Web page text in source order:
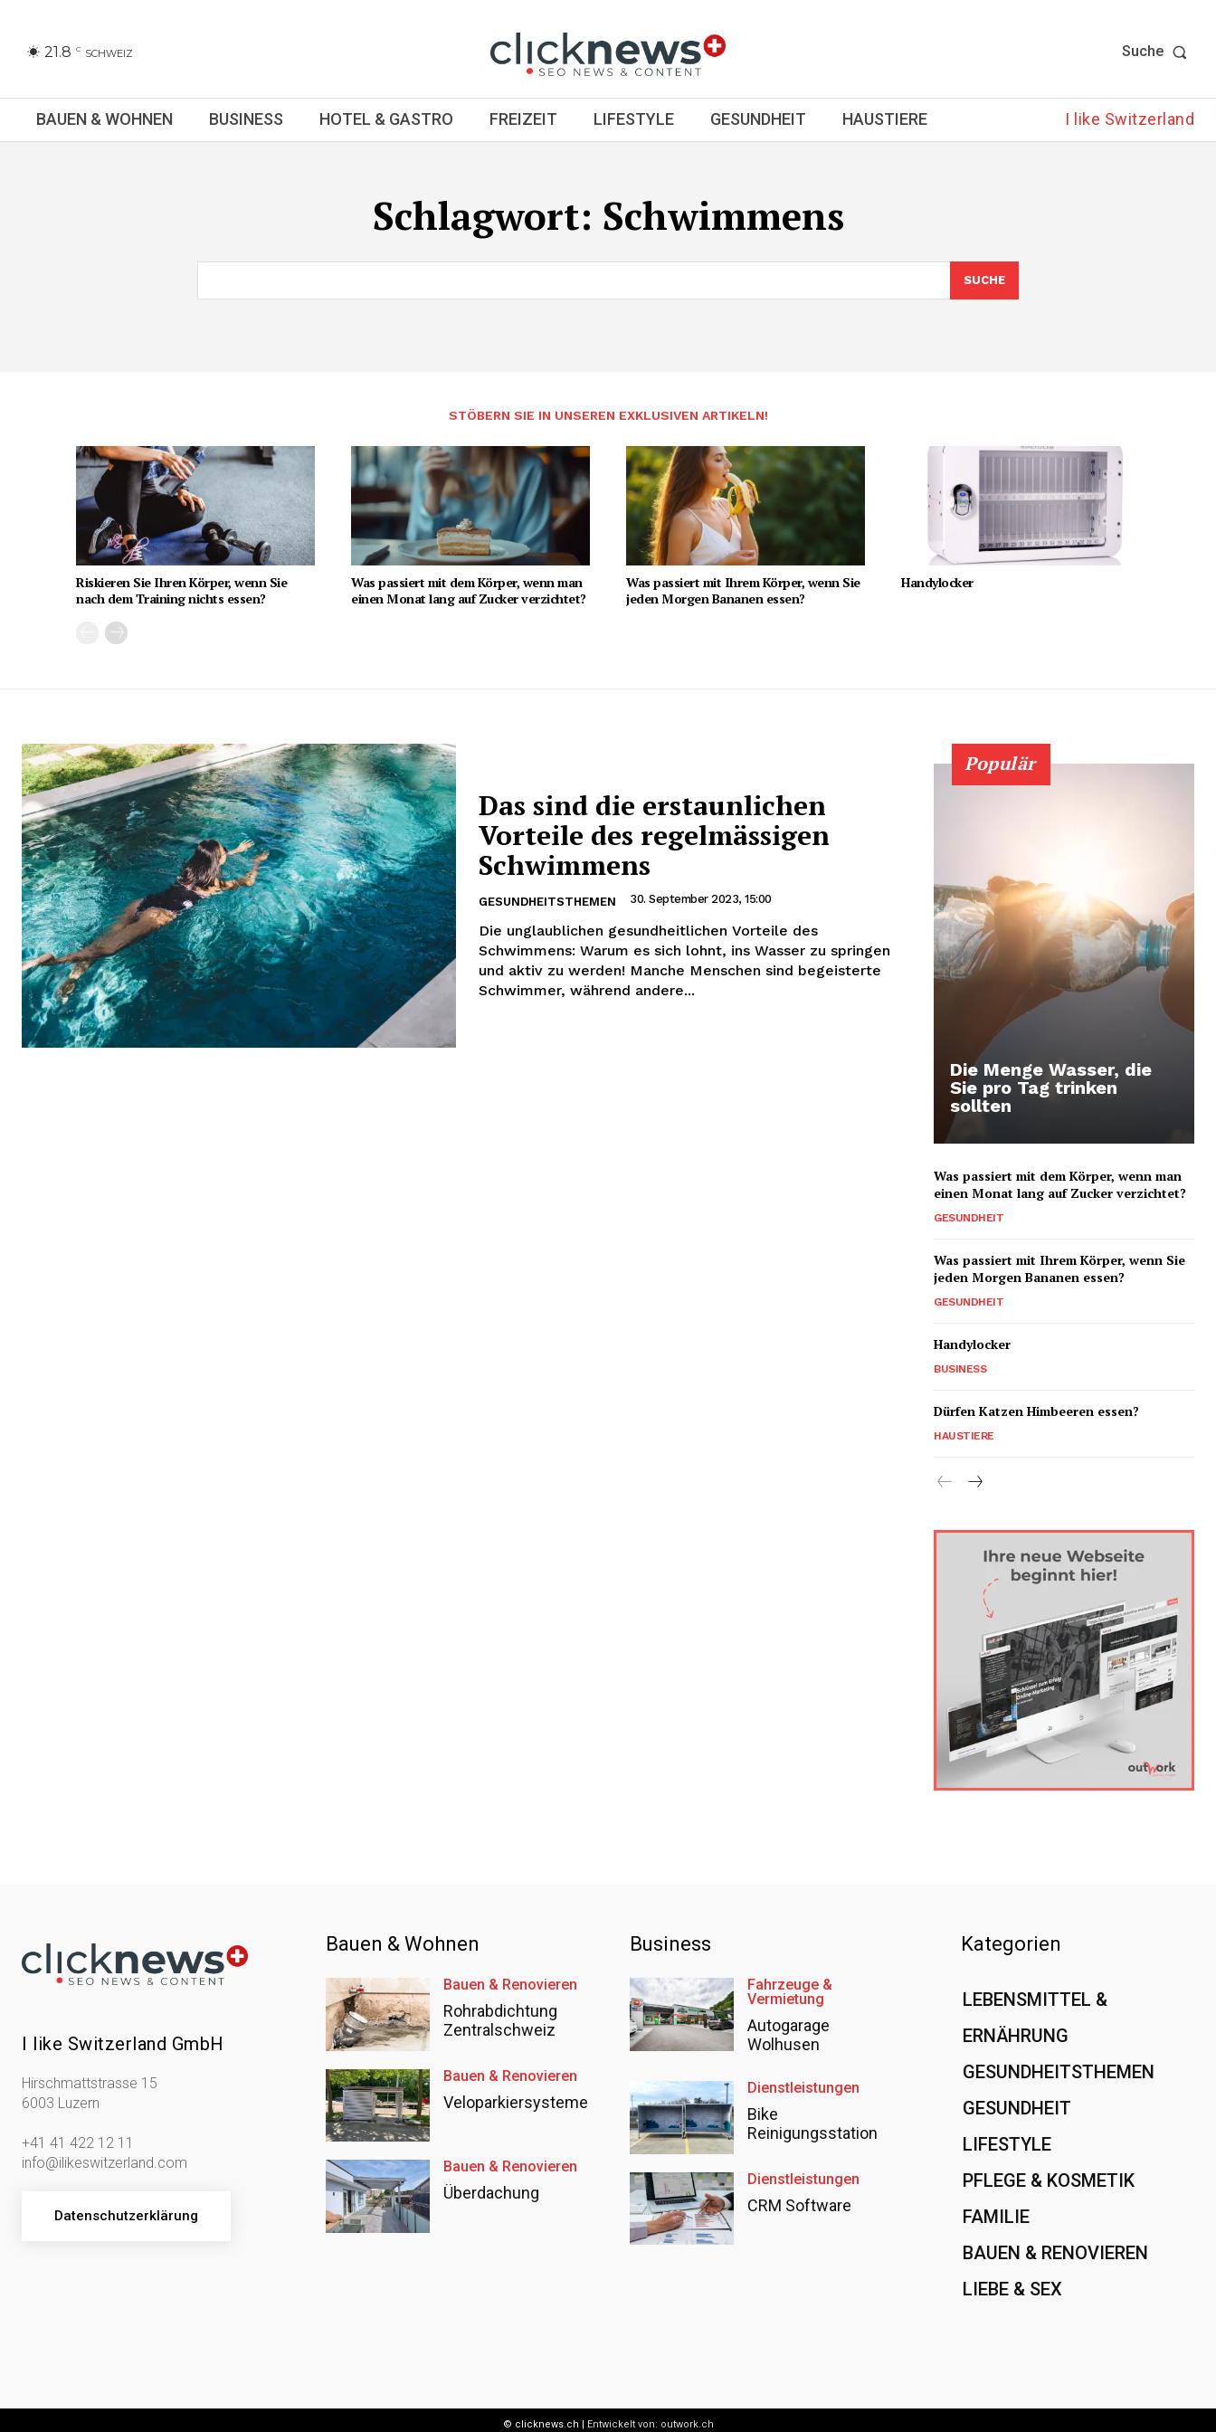
21.8 C SCHWEIZ Suche
BAUEN & WOHNEN BUSINESS HOTEL & GASTRO FREIZEIT LIFESTYLE GESUNDHEIT HAUSTIERE I like Switzerland
Schlagwort: Schwimmens
SUCHE
STÖBERN SIE IN UNSEREN EXKLUSIVEN ARTIKELN!
Riskieren Sie Ihren Körper, wenn Sie
nach dem Training nichts essen?
Was passiert mit dem Körper, wenn man
einen Monat lang auf Zucker verzichtet?
Was passiert mit Ihrem Körper, wenn Sie
jeden Morgen Bananen essen?
Handylocker
Das sind die erstaunlichen
Vorteile des regelmässigen
Schwimmens
GESUNDHEITSTHEMEN 30. September 2023, 15:00
Die unglaublichen gesundheitlichen Vorteile des
Schwimmens: Warum es sich lohnt, ins Wasser zu springen
und aktiv zu werden! Manche Menschen sind begeisterte
Schwimmer, während andere...
Populär
Die Menge Wasser, die
Sie pro Tag trinken
sollten
Was passiert mit dem Körper, wenn man
einen Monat lang auf Zucker verzichtet?
GESUNDHEIT
Was passiert mit Ihrem Körper, wenn Sie
jeden Morgen Bananen essen?
GESUNDHEIT
Handylocker
BUSINESS
Dürfen Katzen Himbeeren essen?
HAUSTIERE
I like Switzerland GmbH
Hirschmattstrasse 15
6003 Luzern
+41 41 422 12 11
info@ilikeswitzerland.com
Datenschutzerklärung
Bauen & Wohnen
Bauen & Renovieren
Rohrabdichtung
Zentralschweiz
Bauen & Renovieren
Veloparkiersysteme
Bauen & Renovieren
Überdachung
Business
Fahrzeuge &
Vermietung
Autogarage
Wolhusen
Dienstleistungen
Bike
Reinigungsstation
Dienstleistungen
CRM Software
Kategorien
LEBENSMITTEL &
ERNÄHRUNG
GESUNDHEITSTHEMEN
GESUNDHEIT
LIFESTYLE
PFLEGE & KOSMETIK
FAMILIE
BAUEN & RENOVIEREN
LIEBE & SEX
© clicknews.ch | Entwickelt von: outwork.ch